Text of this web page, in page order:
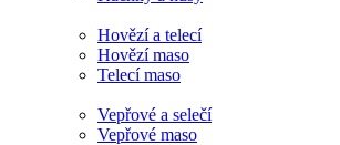
Hovězí a telecí
Hovězí maso
Telecí maso
Vepřové a selečí
Vepřové maso